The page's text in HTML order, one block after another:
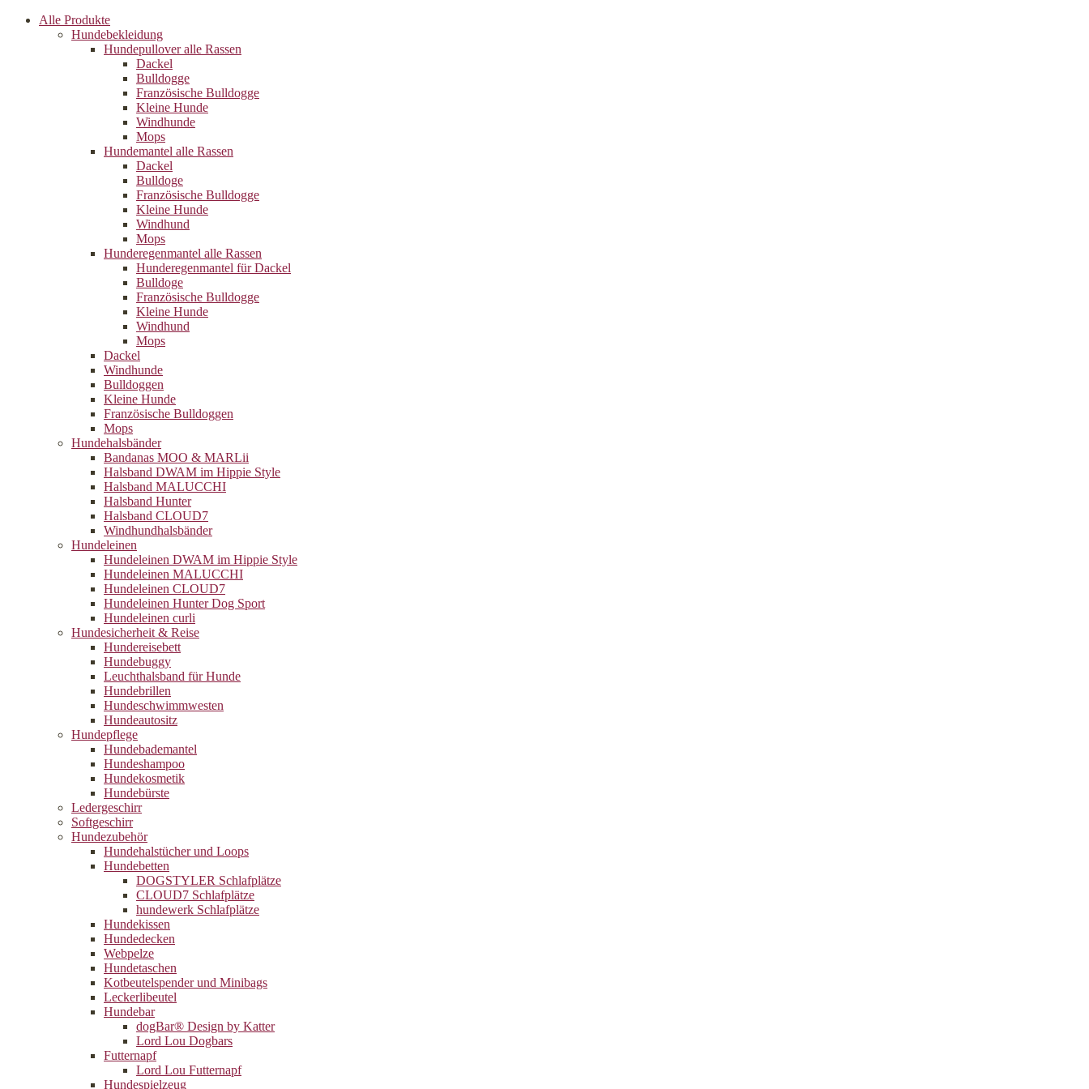
Alle Produkte
Hundebekleidung
Hundepullover alle Rassen
Dackel
Bulldogge
Französische Bulldogge
Kleine Hunde
Windhunde
Mops
Hundemantel alle Rassen
Dackel
Bulldoge
Französische Bulldogge
Kleine Hunde
Windhund
Mops
Hunderegenman­tel alle Rassen
Hunderegenmantel für Dackel
Bulldoge
Französische Bulldogge
Kleine Hunde
Windhund
Mops
Dackel
Windhunde
Bulldoggen
Kleine Hunde
Französische Bulldoggen
Mops
Hundehalsbänder
Bandanas MOO & MARLii
Halsband DWAM im Hippie Style
Halsband MALUCCHI
Halsband Hunter
Halsband CLOUD7
Windhundhalsbänder
Hundeleinen
Hundeleinen DWAM im Hippie Style
Hundeleinen MALUCCHI
Hundeleinen CLOUD7
Hundeleinen Hunter Dog Sport
Hundeleinen curli
Hundesicherheit & Reise
Hundereisebett
Hundebuggy
Leuchthalsband für Hunde
Hundebrillen
Hundeschwimmwesten
Hundeautositz
Hundepflege
Hundebademantel
Hundeshampoo
Hundekosmetik
Hundebürste
Ledergeschirr
Softgeschirr
Hundezubehör
Hundehalstücher und Loops
Hundebetten
DOGSTYLER Schlafplätze
CLOUD7 Schlafplätze
hundewerk Schlafplätze
Hundekissen
Hundedecken
Webpelze
Hundetaschen
Kotbeutelspender und Minibags
Leckerlibeutel
Hundebar
dogBar® Design by Katter
Lord Lou Dogbars
Futternapf
Lord Lou Futternapf
Hundespielzeug